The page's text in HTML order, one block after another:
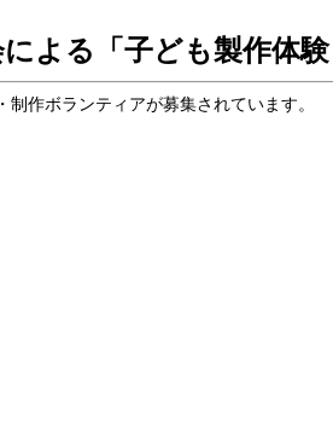
よる「子ども製作体験
作ボランティアが募集されています。